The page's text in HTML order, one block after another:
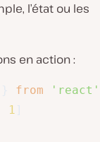
l’état ou les
en action :
from
'react'
1